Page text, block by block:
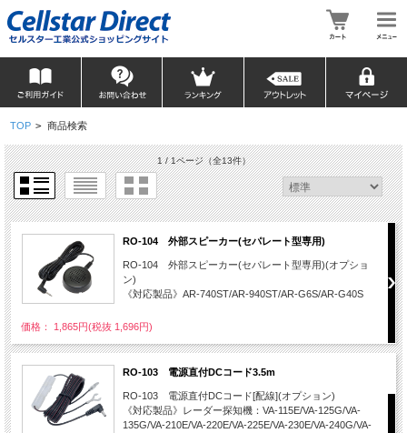
TOP > 商品検索
1 / 1ページ（全13件）
RO-104 外部スピーカー(セパレート型専用)
RO-104 外部スピーカー(セパレート型専用)(オプショ
ン)
《対応製品》AR-740ST/AR-940ST/AR-G6S/AR-G40S
価格： 1,865円(税抜 1,696円)
RO-103 電源直付DCコード3.5m
RO-103 電源直付DCコード[配線](オプション)
《対応製品》レーダー探知機：VA-115E/VA-125G/VA-
135G/VA-210E/VA-220E/VA-225E/VA-230E/VA-240G/VA-